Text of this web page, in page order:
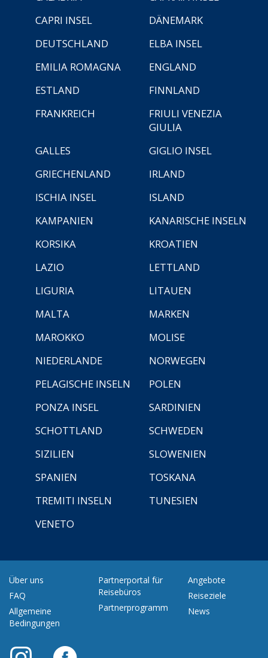
CAPRI INSEL
DÄNEMARK
DEUTSCHLAND
ELBA INSEL
EMILIA ROMAGNA
ENGLAND
ESTLAND
FINNLAND
FRANKREICH
FRIULI VENEZIA
GIULIA
GALLES
GIGLIO INSEL
GRIECHENLAND
IRLAND
ISCHIA INSEL
ISLAND
KAMPANIEN
KANARISCHE INSELN
KORSIKA
KROATIEN
LAZIO
LETTLAND
LIGURIA
LITAUEN
MALTA
MARKEN
MAROKKO
MOLISE
NIEDERLANDE
NORWEGEN
PELAGISCHE INSELN
POLEN
PONZA INSEL
SARDINIEN
SCHOTTLAND
SCHWEDEN
SIZILIEN
SLOWENIEN
SPANIEN
TOSKANA
TREMITI INSELN
TUNESIEN
VENETO
Über uns
FAQ
Allgemeine
Bedingungen
Partnerportal für
Reisebüros
Partnerprogramm
Angebote
Reiseziele
News